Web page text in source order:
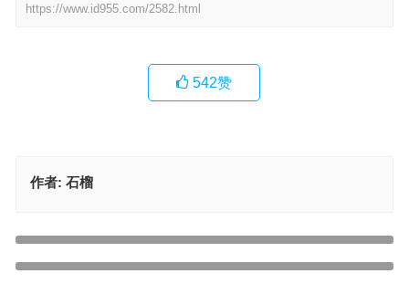
https://www.id955.com/2582.html
542赞
作者: 石榴